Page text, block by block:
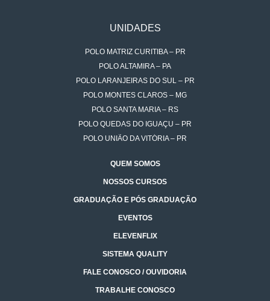
UNIDADES
POLO MATRIZ CURITIBA – PR
POLO ALTAMIRA – PA
POLO LARANJEIRAS DO SUL – PR
POLO MONTES CLAROS – MG
POLO SANTA MARIA – RS
POLO QUEDAS DO IGUAÇU – PR
POLO UNIÃO DA VITÓRIA – PR
QUEM SOMOS
NOSSOS CURSOS
GRADUAÇÃO E PÓS GRADUAÇÃO
EVENTOS
ELEVENFLIX
SISTEMA QUALITY
FALE CONOSCO / OUVIDORIA
TRABALHE CONOSCO